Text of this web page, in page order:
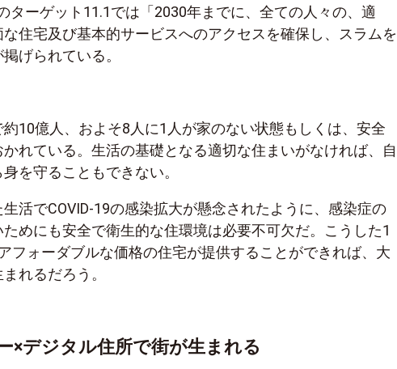
ターゲット11.1では「2030年までに、全ての人々の、適
住宅及び基本的サービスへのアクセスを確保し、スラムを
げられている。
10億人、およそ8人に1人が家のない状態もしくは、安全
れている。生活の基礎となる適切な住まいがなければ、自
を守ることもできない。
活でCOVID-19の感染拡大が懸念されたように、感染症の
めにも安全で衛生的な住環境は必要不可欠だ。こうした1
フォーダブルな価格の住宅が提供することができれば、大
れるだろう。
×デジタル住所で街が生まれる